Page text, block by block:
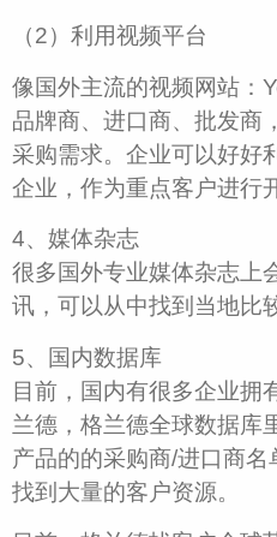
（2）利用视频平台
像国外主流的视频网站：
品牌商、进口商、批发商
采购需求。企业可以好好
企业，作为重点客户进行
4、媒体杂志
很多国外专业媒体杂志上
讯，可以从中找到当地比
5、国内数据库
目前，国内有很多企业拥
兰德，格兰德全球数据库
产品的的采购商/进口商
找到大量的客户资源。